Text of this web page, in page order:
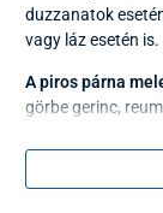
duzzanatok
vagy láz esetén is.
A piros párna
görbe gerinc,
és a fájdalom